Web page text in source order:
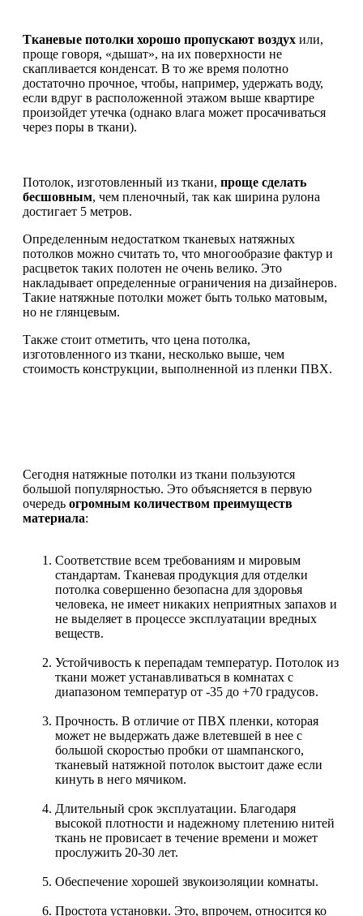
Тканевые потолки хорошо пропускают воздух или,
проще говоря, «дышат», на их поверхности не
скапливается конденсат. В то же время полотно
достаточно прочное, чтобы, например, удержать воду,
если вдруг в расположенной этажом выше квартире
произойдет утечка (однако влага может просачиваться
через поры в ткани).
Потолок, изготовленный из ткани, проще сделать
бесшовным, чем пленочный, так как ширина рулона
достигает 5 метров.
Определенным недостатком тканевых натяжных
потолков можно считать то, что многообразие фактур и
расцветок таких полотен не очень велико. Это
накладывает определенные ограничения на дизайнеров.
Такие натяжные потолки может быть только матовым,
но не глянцевым.
Также стоит отметить, что цена потолка,
изготовленного из ткани, несколько выше, чем
стоимость конструкции, выполненной из пленки ПВХ.
Сегодня натяжные потолки из ткани пользуются
большой популярностью. Это объясняется в первую
очередь огромным количеством преимуществ
материала:
Соответствие всем требованиям и мировым
стандартам. Тканевая продукция для отделки
потолка совершенно безопасна для здоровья
человека, не имеет никаких неприятных запахов и
не выделяет в процессе эксплуатации вредных
веществ.
Устойчивость к перепадам температур. Потолок из
ткани может устанавливаться в комнатах с
диапазоном температур от -35 до +70 градусов.
Прочность. В отличие от ПВХ пленки, которая
может не выдержать даже влетевшей в нее с
большой скоростью пробки от шампанского,
тканевый натяжной потолок выстоит даже если
кинуть в него мячиком.
Длительный срок эксплуатации. Благодаря
высокой плотности и надежному плетению нитей
ткань не провисает в течение времени и может
прослужить 20-30 лет.
Обеспечение хорошей звукоизоляции комнаты.
Простота установки. Это, впрочем, относится ко